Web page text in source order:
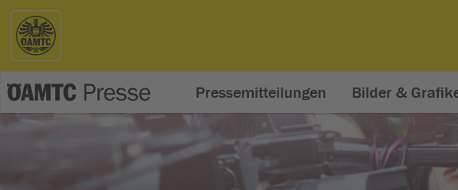
Pressemitteilungen Bilder &